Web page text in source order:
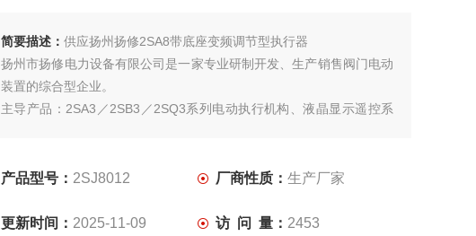
简要描述： 供应扬州扬修2SA8带底座变频调节型执行器
扬州市扬修电力设备有限公司是一家专业研制开发、生产销售阀门电动
装置的综合型企业。
主导产品：2SA3／2SB3／2SQ3系列电动执行机构、液晶显示遥控系
转系列阀门电动装置以及电动阀门成套系列、控制箱系列等品种规格齐
产品型号： 2SJ8012 厂商性质： 生产厂家
更新时间： 2025-11-09 访 问 量： 2453